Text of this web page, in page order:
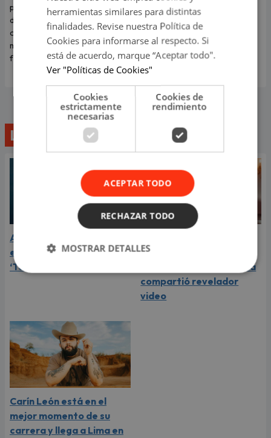
pendientes de los próximos
días de descanso para
organizar planes y compartir
momentos especiales con sus
familiares y seres queridos.
‘Tilín’ se hizo viral en todo el
mundo por un video de él
bailando a cambio de una
moneda. Ahora reapareció
como danzante de tijeras.
Lo último
Aria Vega conquista con
el lanzamiento de
‘Tototo (+4)’
embarazada de su
segundo hijo? Mike Bahía
compartió revelador
video
Carín León está en el
mejor momento de su
carrera y llega a Lima en
herramientas similares para distintas
finalidades. Revise nuestra Política de
Cookies para informarse al respecto. Si
está de acuerdo, marque “Aceptar todo".
Ver "Políticas de Cookies"
Cookies
estrictamente
necesarias
Cookies de
rendimiento
ACEPTAR TODO
RECHAZAR TODO
MOSTRAR DETALLES